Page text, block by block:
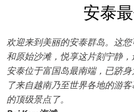
安泰
欢迎来到美丽的安泰群岛。这
和原始沙滩，悦享这片刻宁静，
安泰位于富国岛最南端，已跻
了来自越南乃至世界各地的游
的顶级景点了。